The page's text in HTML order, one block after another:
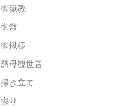
御嶽教
御幣
御鍬様
慈母観世音
掃き立て
撚り